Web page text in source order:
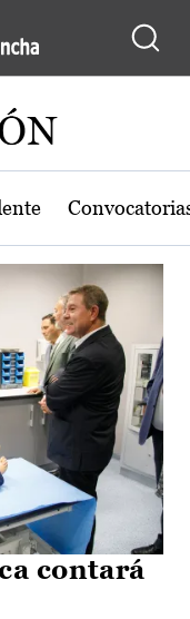
de Castilla-
contará